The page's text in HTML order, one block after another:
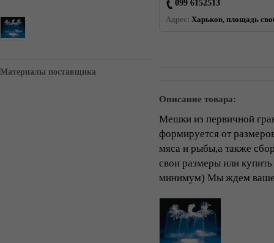
Материалы поставщика
099 6152513
Адрес: Харьков, площадь
Описание товара:
Мешки из первичной
формируется от
мяса и рыбы,а также
свои размеры или
минимум) Мы ждем